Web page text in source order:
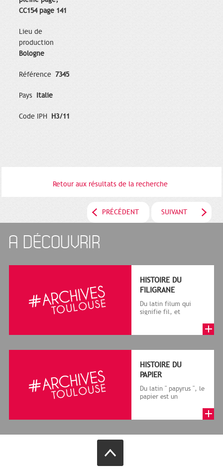
CC154 page 141
Lieu de
production
Bologne
Référence 7345
Pays Italie
Code IPH H3/11
Retour aux résultats de la recherche
PRÉCÉDENT SUIVANT
A DÉCOUVRIR
HISTOIRE DU
FILIGRANE
Du latin filum qui
signifie fil, et
le cadre de la f...
HISTOIRE DU
PAPIER
Du latin " papyrus ", le
papier est un
végétales réduite...